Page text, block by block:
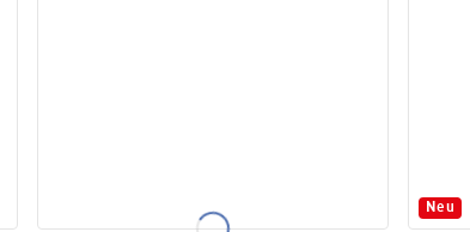
Neu